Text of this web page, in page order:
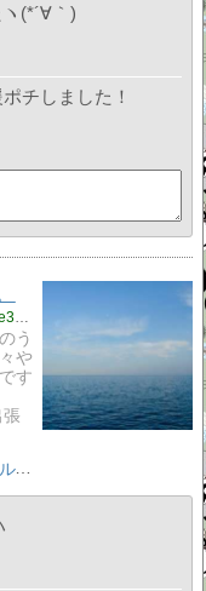
(*´∀｀)
チしました！
う
や
す
！